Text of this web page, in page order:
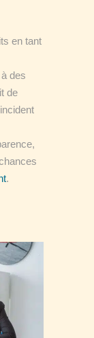
en tant
des
de
.